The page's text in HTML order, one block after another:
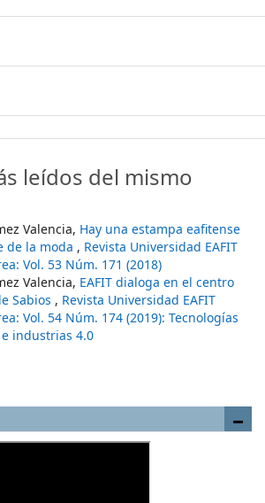
leídos del mismo
Valencia, Hay una estampa eafitense
de la moda , Revista Universidad EAFIT
Vol. 53 Núm. 171 (2018)
Valencia, EAFIT dialoga en el centro
Sabios , Revista Universidad EAFIT
Vol. 54 Núm. 174 (2019): Tecnologías
industrias 4.0